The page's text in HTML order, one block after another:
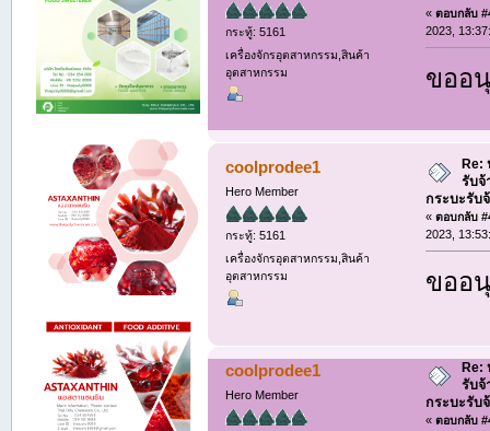
กระทู้: 5161
เครื่องจักรอุตสาหกรรม,สินค้า
อุตสาหกรรม
«ตอบกลับ
2023,
ขออ
coolprodee1
Hero Member
กระทู้: 5161
เครื่องจักรอุตสาหกรรม,สินค้า
อุตสาหกรรม
Re:
รับจ้
กระบะรับ
«ตอบกลับ
2023,
ขออ
coolprodee1
Hero Member
Re:
รับจ้
กระบะรับ
«ตอบกลับ